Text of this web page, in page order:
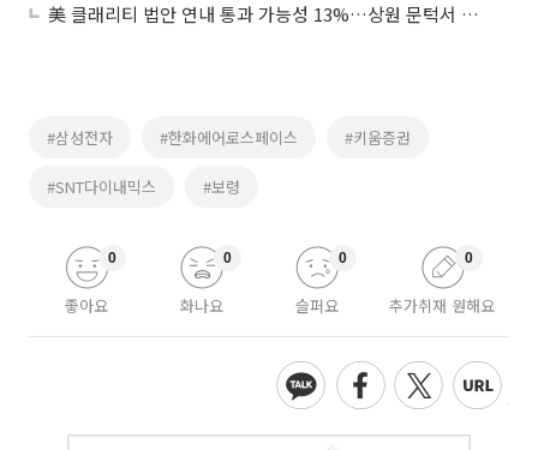
美 클래리티 법안 연내 통과 가능성 13%…상원 문턱서 제동
#삼성전자 #한화에어로스페이스 #키움증권
#SNT다이내믹스 #보령
좋아요
0
화나요
0
슬퍼요
0
추가취재 원해요
0